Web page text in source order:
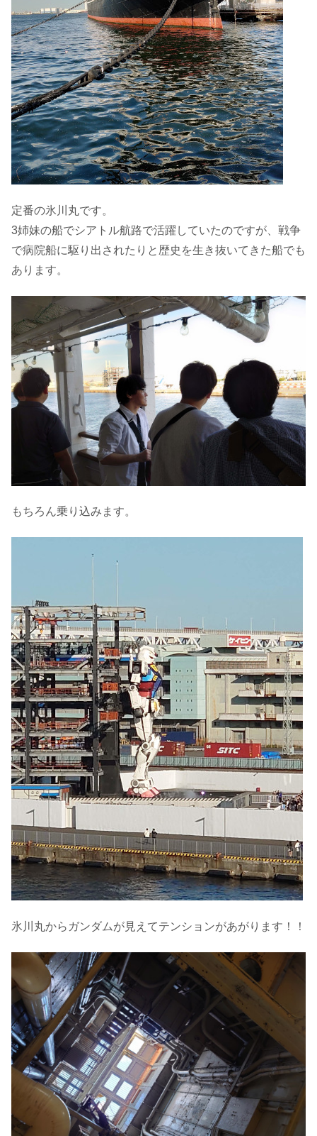
定番の氷川丸です。
3姉妹の船でシアトル航路で活躍していたのですが、戦争
で病院船に駆り出されたりと歴史を生き抜いてきた船でも
あります。
もちろん乗り込みます。
氷川丸からガンダムが見えてテンションがあがります！！